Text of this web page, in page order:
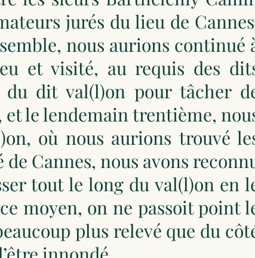
jurés du lieu de
nous aurions continué
et visité, au requis des
du dit val(l)on pour tâcher
le lendemain trentième,
où nous aurions trouvé
Cannes, nous avons
tout le long du val(l)on en
moyen, on ne passoit point
plus relevé que du